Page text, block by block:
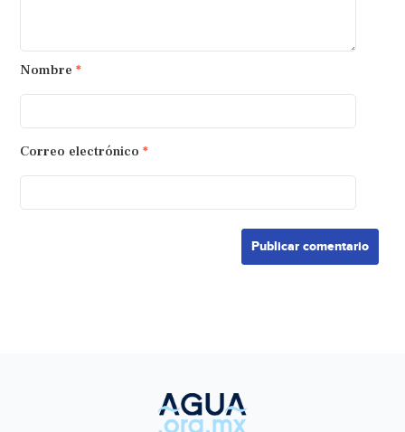
Nombre *
Correo electrónico *